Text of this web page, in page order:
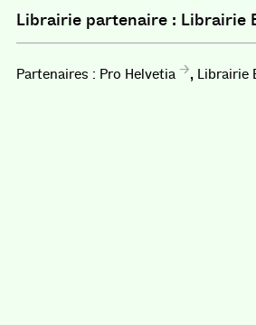
Librairie partenaire : Librairie
Pro Helvetia , Librairie